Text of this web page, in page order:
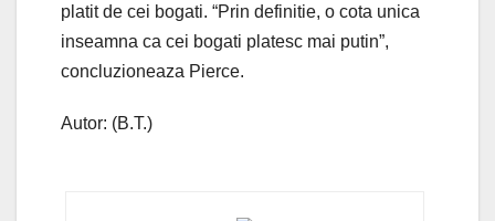
platit de cei bogati. “Prin definitie, o cota unica
inseamna ca cei bogati platesc mai putin”,
concluzioneaza Pierce.
Autor: (B.T.)